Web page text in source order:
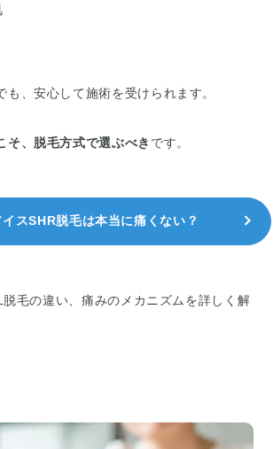
も、安心して施術を受けられます。
そ、脱毛方式で選ぶべき です。
イスSHR脱毛は本当に痛くない？
毛の違い、痛みのメカニズムを詳しく解